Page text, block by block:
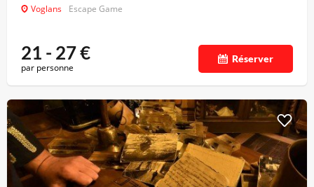
Voglans Escape Game
21 - 27€
par personne
Réserver